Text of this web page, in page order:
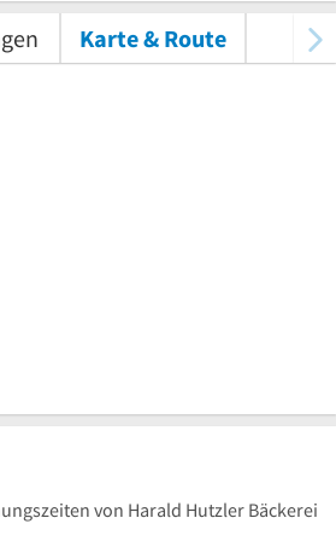
Karte & Route
von Harald Hutzler Bäckerei